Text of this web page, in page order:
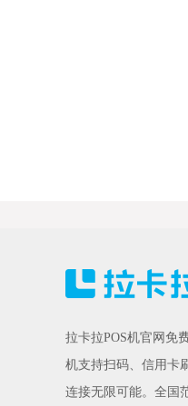
拉卡拉POS机官网免
机支持扫码、信用卡
连接无限可能。全国